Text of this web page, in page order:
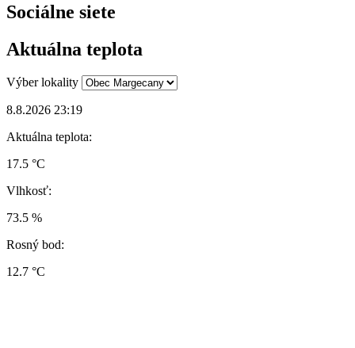
Sociálne siete
Aktuálna teplota
Výber lokality
8.8.2026 23:19
Aktuálna teplota:
17.5 °C
Vlhkosť:
73.5 %
Rosný bod:
12.7 °C